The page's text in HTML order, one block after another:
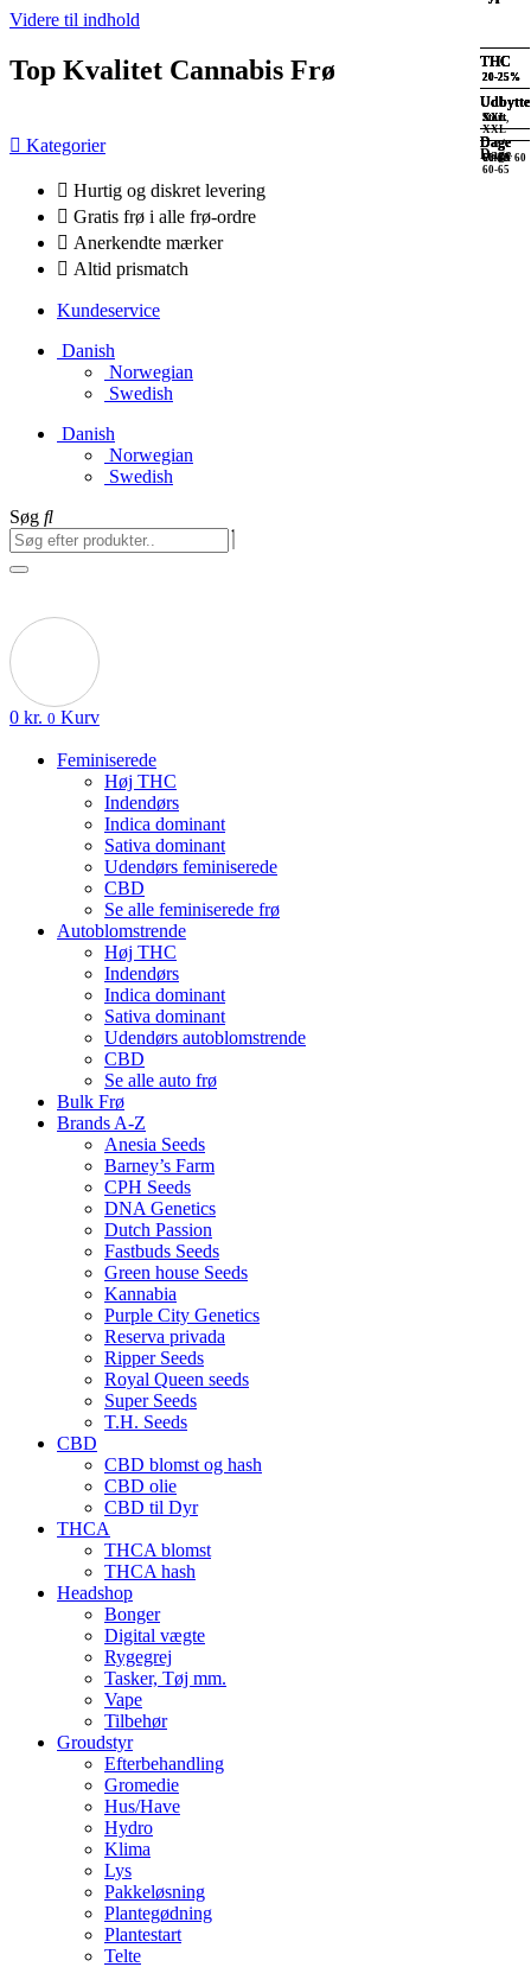
Videre til indhold
Top Kvalitet Cannabis Frø
Kategorier
Hurtig og diskret levering
Gratis frø i alle frø-ordre
Anerkendte mærker
Altid prismatch
Kundeservice
Danish
Norwegian
Swedish
Danish
Norwegian
Swedish
Søg
0 kr. 0 Kurv
Feminiserede
Høj THC
Indendørs
Indica dominant
Sativa dominant
Udendørs feminiserede
CBD
Se alle feminiserede frø
Autoblomstrende
Høj THC
Indendørs
Indica dominant
Sativa dominant
Udendørs autoblomstrende
CBD
Se alle auto frø
Bulk Frø
Brands A-Z
Anesia Seeds
Barney’s Farm
CPH Seeds
DNA Genetics
Dutch Passion
Fastbuds Seeds
Green house Seeds
Kannabia
Purple City Genetics
Reserva privada
Ripper Seeds
Royal Queen seeds
Super Seeds
T.H. Seeds
CBD
CBD blomst og hash
CBD olie
CBD til Dyr
THCA
THCA blomst
THCA hash
Headshop
Bonger
Digital vægte
Rygegrej
Tasker, Tøj mm.
Vape
Tilbehør
Groudstyr
Efterbehandling
Gromedie
Hus/Have
Hydro
Klima
Lys
Pakkeløsning
Plantegødning
Plantestart
Telte
THC
20-25%
Udbytte
XXL
Dage
60-70
THC
20-25%
Udbytte
XXL
Dage
Under 60
THC
20-25%
Udbytte
Stort
Dage
60-65
THC
20-25%
Udbytte
Stort,
XXL
Dage
60-65